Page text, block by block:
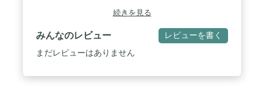
続きを見る
みんなのレビュー レビューを書く
まだレビューはありません